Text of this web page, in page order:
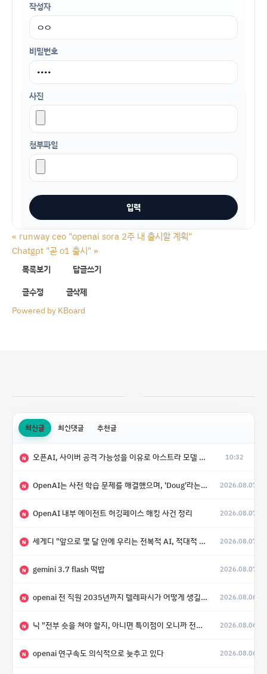
작성자
비밀번호
사진
첨부파일
« runway ceo "openai sora 2주 내 출시할 계획"
Chatgpt "곧 o1 출시" »
목록보기
답글쓰기
글수정
글삭제
Powered by KBoard
최신글 최신댓글 추천글
N 오픈AI, 사이버 공격 가능성을 이유로 아스트라 모델 출시 연기 10:32
N OpenAI는 사전 학습 문제를 해결했으며, 'Doug'라는 코드명을 가진 훨씬 더 큰 모델을 활발히 개발 중 2026.08.07
N OpenAI 내부 에이전트 허깅페이스 해킹 사건 정리 2026.08.07
N 세게디 "앞으로 몇 달 안에 우리는 전복적 AI, 적대적 AI 둘 다 보게 될 것" 2026.08.07
N gemini 3.7 flash 떡밥 2026.08.07
N openai 전 직원 2035년까지 텔레파시가 어떻게 생길 수 있는지 2026.08.06
N 닉 "전부 숏을 쳐야 할지, 아니면 특이점이 오니까 전부 롱을 쳐야 할지 모르겠다.” 2026.08.06
N openai 연구속도 의식적으로 늦추고 있다 2026.08.06